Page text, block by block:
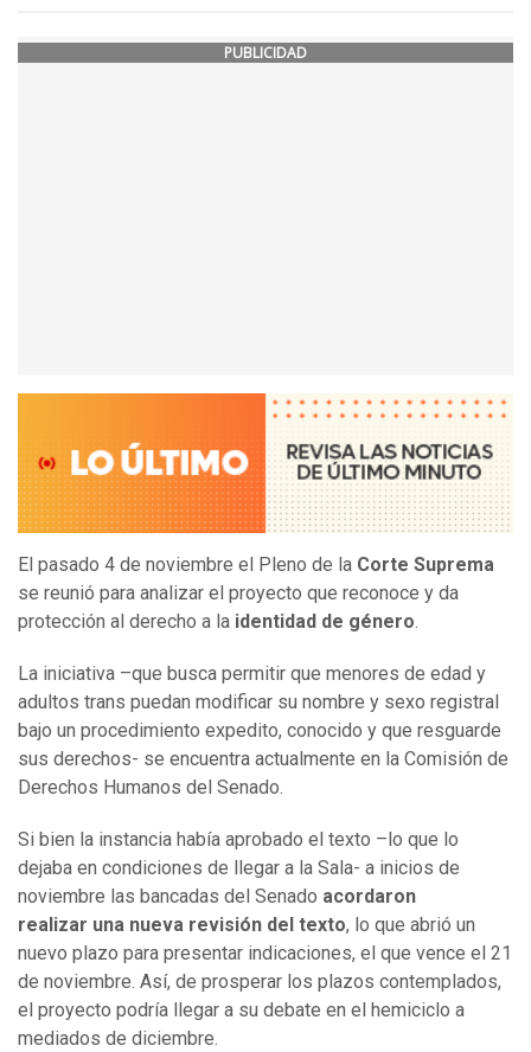
PUBLICIDAD
El pasado 4 de noviembre el Pleno de la Corte Suprema
se reunió para analizar el proyecto que reconoce y da
protección al derecho a la identidad de género.
La iniciativa –que busca permitir que menores de edad y
adultos trans puedan modificar su nombre y sexo registral
bajo un procedimiento expedito, conocido y que resguarde
sus derechos- se encuentra actualmente en la Comisión de
Derechos Humanos del Senado.
Si bien la instancia había aprobado el texto –lo que lo
dejaba en condiciones de llegar a la Sala- a inicios de
noviembre las bancadas del Senado acordaron
realizar una nueva revisión del texto, lo que abrió un
nuevo plazo para presentar indicaciones, el que vence el 21
de noviembre. Así, de prosperar los plazos contemplados,
el proyecto podría llegar a su debate en el hemiciclo a
mediados de diciembre.